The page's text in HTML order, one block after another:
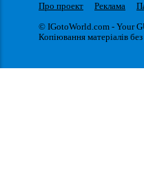
Про проект Реклама
© IGotoWorld.com - Your
Копіювання матеріалів